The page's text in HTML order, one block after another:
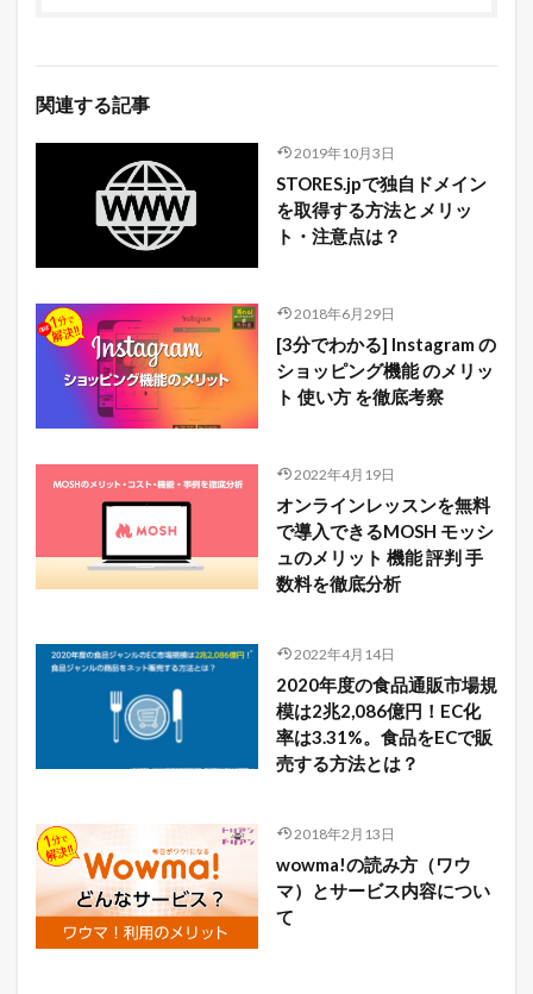
関連する記事
2019年10月3日
STORES.jpで独自ドメイン
を取得する方法とメリッ
ト・注意点は？
2018年6月29日
[3分でわかる] Instagram の
ショッピング機能 のメリッ
ト 使い方 を徹底考察
2022年4月19日
オンラインレッスンを無料
で導入できるMOSH モッシ
ュのメリット 機能 評判 手
数料を徹底分析
2022年4月14日
2020年度の食品通販市場規
模は2兆2,086億円！EC化
率は3.31%。食品をECで販
売する方法とは？
2018年2月13日
wowma!の読み方（ワウ
マ）とサービス内容につい
て